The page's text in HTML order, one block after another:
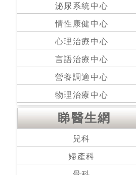
泌尿系統中心
情性康健中心
心理治療中心
言語治療中心
營養調適中心
物理治療中心
睇醫生網
兒科
婦產科